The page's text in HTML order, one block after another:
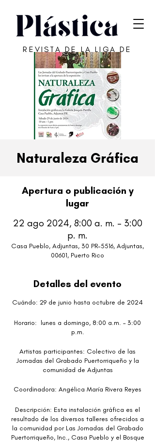
REVISTA DE LA LIGA DE
ARTE DE SAN JUAN
Naturaleza Gráfica
Apertura o publicación y
lugar
22 ago 2024, 8:00 a. m. – 3:00
p. m.
Casa Pueblo, Adjuntas, 30 PR-5516, Adjuntas,
00601, Puerto Rico
Detalles del evento
Cuándo: 29 de junio hasta octubre de 2024
Horario: lunes a domingo, 8:00 a.m. – 3:00
p.m.
Artistas participantes: Colectivo de las
Jornadas del Grabado Puertorriqueño y la
comunidad de Adjuntas
Coordinadora: Angélica María Rivera Reyes
Descripción: Esta instalación gráfica es el
resultado de los diversos talleres ofrecidos a
la comunidad por Las Jornadas del Grabado
Puertorriqueño, Inc., Casa Pueblo y el Bosque